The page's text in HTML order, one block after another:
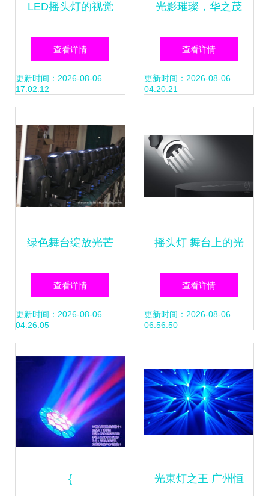
LED摇头灯的视觉
魅力 广州市威之特
户外灯光设备厂的
查看详情
更新时间：2026-08-06
17:02:12
光影璀璨，华之茂
光束灯引领舞台潮
流之选
查看详情
更新时间：2026-08-06
04:20:21
绿色舞台绽放光芒
探秘高质感LED摇
头灯的技术与节能
查看详情
更新时间：2026-08-06
04:26:05
摇头灯 舞台上的光
影魔术师
查看详情
更新时间：2026-08-06
06:56:50
{ 光束灯之王 广州恒